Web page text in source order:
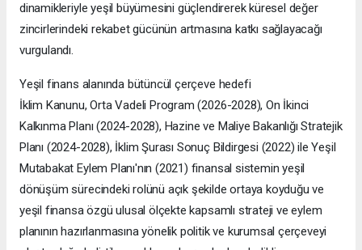
dinamikleriyle yeşil büyümesini güçlendirerek küresel değer
zincirlerindeki rekabet gücünün artmasına katkı sağlayacağı
vurgulandı.
Yeşil finans alanında bütüncül çerçeve hedefi
İklim Kanunu, Orta Vadeli Program (2026-2028), On İkinci
Kalkınma Planı (2024-2028), Hazine ve Maliye Bakanlığı Stratejik
Planı (2024-2028), İklim Şurası Sonuç Bildirgesi (2022) ile Yeşil
Mutabakat Eylem Planı'nın (2021) finansal sistemin yeşil
dönüşüm sürecindeki rolünü açık şekilde ortaya koyduğu ve
yeşil finansa özgü ulusal ölçekte kapsamlı strateji ve eylem
planının hazırlanmasına yönelik politik ve kurumsal çerçeveyi